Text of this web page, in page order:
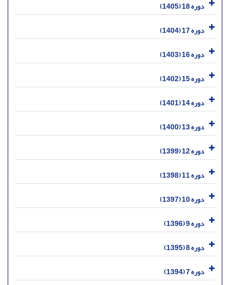
دوره 18 (1405)
دوره 17 (1404)
دوره 16 (1403)
دوره 15 (1402)
دوره 14 (1401)
دوره 13 (1400)
دوره 12 (1399)
دوره 11 (1398)
دوره 10 (1397)
دوره 9 (1396)
دوره 8 (1395)
دوره 7 (1394)